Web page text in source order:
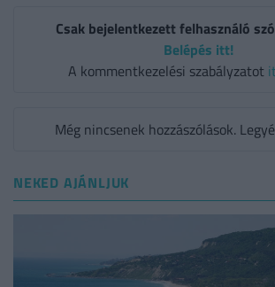
Csak bejelentkezett felhasználó
Belépés itt!
A kommentkezelési szabályzatot
Még nincsenek hozzászólások.
NEKED AJÁNLJUK